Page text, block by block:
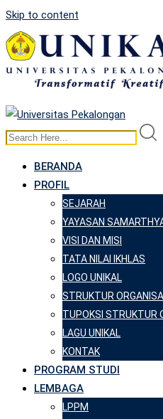
Skip to content
BERANDA
PROFIL
SEJARAH
YAYASAN
VISI DAN MISI
TATA NILAI IKHLAS
LOGO UNIKAL
STRUKTUR
TUPOKSI STRUKTUR
LAGU UNIKAL
KONTAK
PROGRAM STUDI
LEMBAGA
LPPM